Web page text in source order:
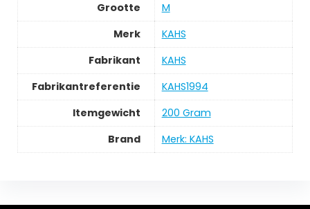
Grootte
M
Merk
KAHS
Fabrikant
KAHS
Fabrikantreferentie
KAHS1994
Itemgewicht
200 Gram
Brand
Merk: KAHS